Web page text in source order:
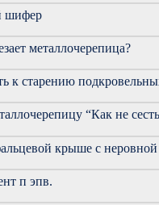
шифер
металлочерепица?
к старению
“Как не
крыше с
п эпв.